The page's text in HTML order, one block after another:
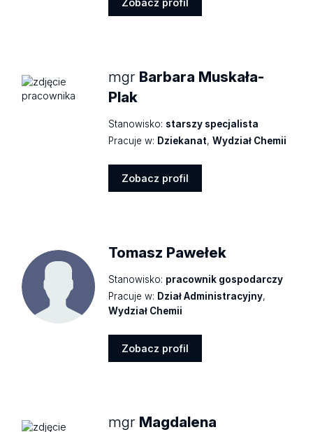
Zobacz profil
mgr Barbara Muskała-
Plak
Stanowisko: starszy specjalista
Pracuje w: Dziekanat,Wydział Chemii
Zobacz profil
Tomasz Pawełek
Stanowisko: pracownik gospodarczy
Pracuje w: Dział Administracyjny,
Wydział Chemii
Zobacz profil
mgr Magdalena